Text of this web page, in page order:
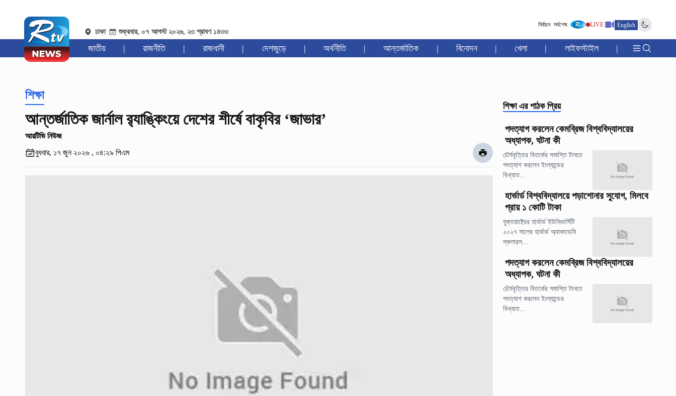
ঢাকা শুক্রবার, ০৭ আগস্ট ২০২৬, ২৩ শ্রাবণ ১৪৩৩
নির্বাচন সর্বশেষ LIVE English
জাতীয় | রাজনীতি | রাজধানী | দেশজুড়ে | অর্থনীতি | আন্তর্জাতিক | বিনোদন | খেলা | লাইফস্টাইল |
শিক্ষা
আন্তর্জাতিক জার্নাল র‍্যাঙ্কিংয়ে দেশের শীর্ষে বাকৃবির ‘জাভার’
আরটিভি নিউজ
বুধবার, ১৭ জুন ২০২৬ , ০৪:২৯ পিএম
শিক্ষা এর পাঠক প্রিয়
পদত্যাগ করলেন কেমব্রিজ বিশ্ববিদ্যালয়ের
অধ্যাপক, ঘটনা কী
চৌর্যবৃত্তির বিতর্কের সমাপ্তি টানতে
পদত্যাগ করলেন ইংল্যান্ডের
বিখ্যাত...
হার্ভার্ড বিশ্ববিদ্যালয়ে পড়াশোনার সুযোগ, মিলবে
প্রায় ১ কোটি টাকা
যুক্তরাষ্ট্রের হার্ভার্ড ইউনিভার্সিটি
২০২৭ সালের হার্ভার্ড অ্যাকাডেমি
স্কলারস...
পদত্যাগ করলেন কেমব্রিজ বিশ্ববিদ্যালয়ের
অধ্যাপক, ঘটনা কী
চৌর্যবৃত্তির বিতর্কের সমাপ্তি টানতে
পদত্যাগ করলেন ইংল্যান্ডের
বিখ্যাত...